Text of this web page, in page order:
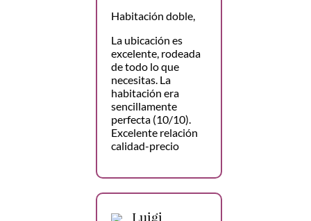
Habitación doble,
La ubicación es
excelente, rodeada
de todo lo que
necesitas. La
habitación era
sencillamente
perfecta (10/10).
Excelente relación
calidad-precio
Luigi